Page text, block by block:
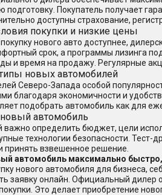
Покупатель получает
доступны страхование,
покупки и низкие цены
нового авто доступнее,
срок, а программы лизинга
и время на продажу. Регулярные
новых автомобилей
Северо-Запада особой
благодаря экономичности и
подобрать автомобиль как для
автомобиль
важно определить бюджет, цели
технологии безопасности.
принять взвешенное решение.
автомобиль максимально
нового автомобиля для бизнеса,
заявку онлайн. Официальный
Это делает приобретение